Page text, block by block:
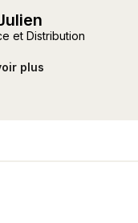
et Distribution
plus